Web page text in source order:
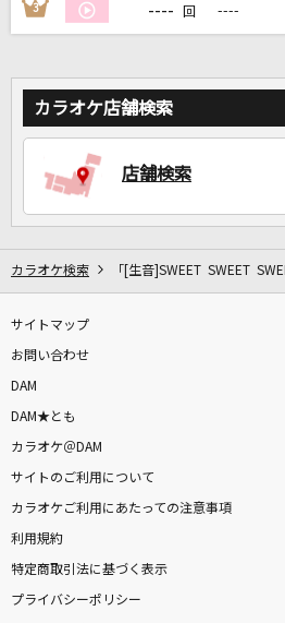
3 ---- 回 ----
カラオケ店舗検索
店舗検索
カラオケ検索 「[生音]SWEET SWEET
サイトマップ
お問い合わせ
DAM
DAM★とも
カラオケ＠DAM
サイトのご利用について
カラオケご利用にあたっての注意事項
利用規約
特定商取引法に基づく表示
プライバシーポリシー